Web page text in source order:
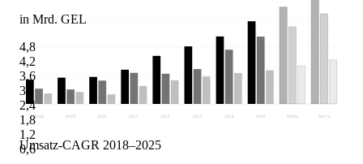
in Mrd. GEL
4,8
4,2
3,6
3
2,4
1,8
1,2
0,6
2018 2019 2020 2021 2022 2023 2024 2025 2026 e 2027 e
Umsatz-CAGR 2018–2025